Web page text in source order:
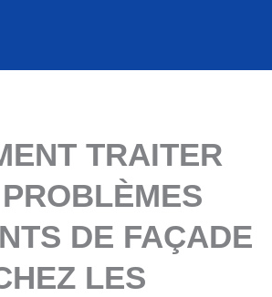
TRAITER
DE FAÇADE
LES